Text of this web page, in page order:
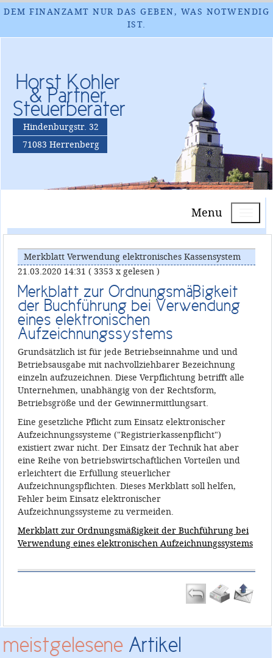
DEM FINANZAMT NUR DAS GEBEN, WAS NOTWENDIG
IST.
Horst Kohler
& Partner
Steuerberater
Hindenburgstr. 32
71083 Herrenberg
Menu
Merkblatt Verwendung elektronisches Kassensystem
21.03.2020 14:31 ( 3353 x gelesen )
Merkblatt zur Ordnungsmäßigkeit
der Buchführung bei Verwendung
eines elektronischen
Aufzeichnungssystems
Grundsätzlich ist für jede Betriebseinnahme und und
Betriebsausgabe mit nachvollziehbarer Bezeichnung
einzeln aufzuzeichnen. Diese Verpflichtung betrifft alle
Unternehmen, unabhängig von der Rechtsform,
Betriebsgröße und der Gewinnermittlungsart.
Eine gesetzliche Pflicht zum Einsatz elektronischer
Aufzeichnungssysteme ("Registrierkassenpflicht")
existiert zwar nicht. Der Einsatz der Technik hat aber
eine Reihe von betriebswirtschaftlichen Vorteilen und
erleichtert die Erfüllung steuerlicher
Aufzeichnungspflichten. Dieses Merkblatt soll helfen,
Fehler beim Einsatz elektronischer
Aufzeichnungssysteme zu vermeiden.
Merkblatt zur Ordnungsmäßigkeit der Buchführung bei
Verwendung eines elektronischen Aufzeichnungssystems
meistgelesene Artikel